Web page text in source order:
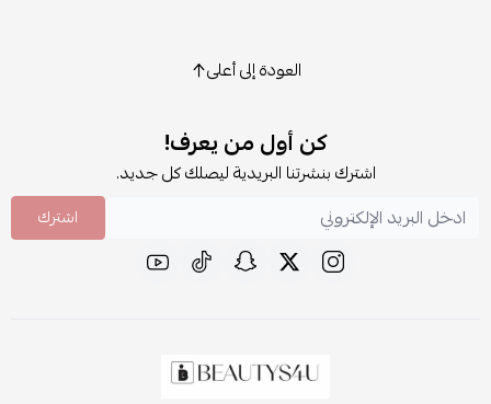
العودة إلى أعلى
كن أول من يعرف!
اشترك بنشرتنا البريدية ليصلك كل جديد.
اشترك